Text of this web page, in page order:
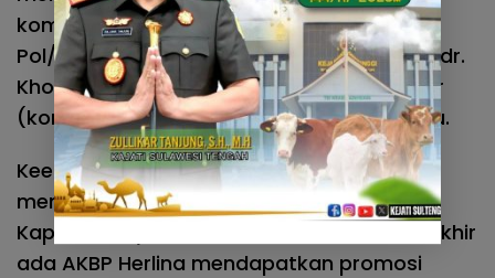
komisaris besar (kombes) sebagai Atase
Pol/Slo Divhubinter Polri. Selanjutnya AKBP dr.
Khodijahvpromosi jabatan komisaris besar
(kombes) menjadi Kabiddokkes Polda Riau.
Keenam ada AKBP Wahyuni Sri Lestari
mendapatkan promosi jabatan sebagai
Kapolres Payakumbuh Polda Sumbar. Terakhir
ada AKBP Herlina mendapatkan promosi